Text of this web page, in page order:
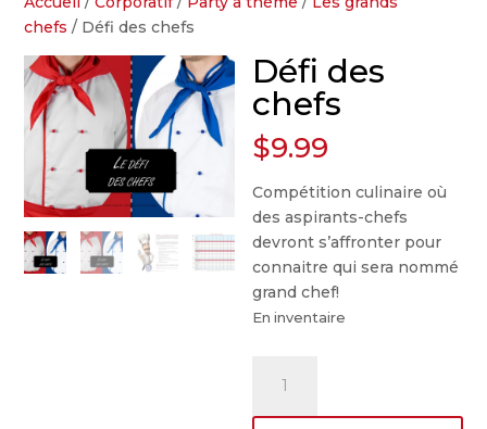
chefs / Défi des chefs
Défi des
chefs
$9.99
Compétition culinaire où
des aspirants-chefs
devront s’affronter pour
connaitre qui sera nommé
grand chef!
En inventaire
Défi